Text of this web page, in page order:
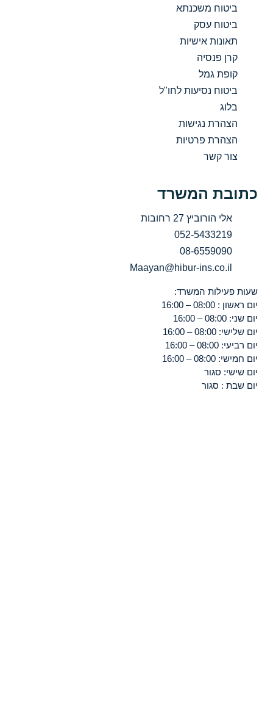
ביטוח משכנתא
ביטוח עסק
תאונות אישיות
קרן פנסיה
קופת גמל
ביטוח נסיעות לחו"ל
בלוג
הצהרת נגישות
הצהרת פרטיות
צור קשר
כתובת המשרד
אלי הורוביץ 27 רחובות
052-5433219
08-6559090
Maayan@hibur-ins.co.il
שעות פעילות המשרד:
יום ראשון : 08:00 – 16:00
יום שני: 08:00 – 16:00
יום שלישי: 08:00 – 16:00
יום רביעי: 08:00 – 16:00
יום חמישי: 08:00 – 16:00
יום שישי: סגור
יום שבת : סגור